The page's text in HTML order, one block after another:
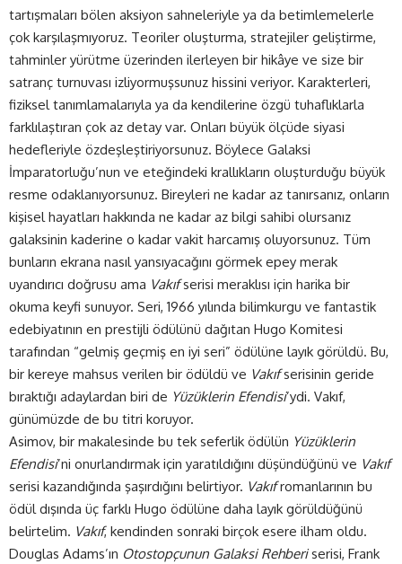
tartışmaları bölen aksiyon sahneleriyle ya da betimlemelerle
çok karşılaşmıyoruz. Teoriler oluşturma, stratejiler geliştirme,
tahminler yürütme üzerinden ilerleyen bir hikâye ve size bir
satranç turnuvası izliyormuşsunuz hissini veriyor. Karakterleri,
fiziksel tanımlamalarıyla ya da kendilerine özgü tuhaflıklarla
farklılaştıran çok az detay var. Onları büyük ölçüde siyasi
hedefleriyle özdeşleştiriyorsunuz. Böylece Galaksi
İmparatorluğu’nun ve eteğindeki krallıkların oluşturduğu büyük
resme odaklanıyorsunuz. Bireyleri ne kadar az tanırsanız, onların
kişisel hayatları hakkında ne kadar az bilgi sahibi olursanız
galaksinin kaderine o kadar vakit harcamış oluyorsunuz. Tüm
bunların ekrana nasıl yansıyacağını görmek epey merak
uyandırıcı doğrusu ama Vakıfserisi meraklısı için harika bir
okuma keyfi sunuyor. Seri, 1966 yılında bilimkurgu ve fantastik
edebiyatının en prestijli ödülünü dağıtan Hugo Komitesi
tarafından “gelmiş geçmiş en iyi seri” ödülüne layık görüldü. Bu,
bir kereye mahsus verilen bir ödüldü ve Vakıfserisinin geride
bıraktığı adaylardan biri de Yüzüklerin Efendisi’ydi. Vakıf,
günümüzde de bu titri koruyor.
Asimov, bir makalesinde bu tek seferlik ödülün Yüzüklerin
Efendisi’ni onurlandırmak için yaratıldığını düşündüğünü ve Vakıf
serisi kazandığında şaşırdığını belirtiyor. Vakıfromanlarının bu
ödül dışında üç farklı Hugo ödülüne daha layık görüldüğünü
belirtelim. Vakıf, kendinden sonraki birçok esere ilham oldu.
Douglas Adams’ın Otostopçunun Galaksi Rehberiserisi, Frank